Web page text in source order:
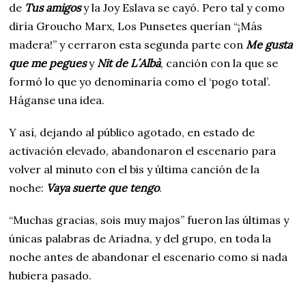
de Tus amigosy la Joy Eslava se cayó. Pero tal y como
diría Groucho Marx, Los Punsetes querían “¡Más
madera!” y cerraron esta segunda parte conMe gusta
que me peguesy Nit de L´Albà, canción con la que se
formó lo que yo denominaría como el ‘pogo total’.
Háganse una idea.
Y así, dejando al público agotado, en estado de
activación elevado, abandonaron el escenario para
volver al minuto con el bis y última canción de la
noche: Vaya suerte que tengo.
“Muchas gracias, sois muy majos” fueron las últimas y
únicas palabras de Ariadna, y del grupo, en toda la
noche antes de abandonar el escenario como si nada
hubiera pasado.